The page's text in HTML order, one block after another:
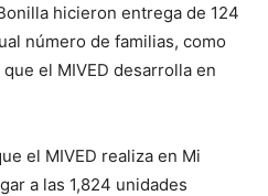
hicieron entrega de 124
número de familias, como
el MIVED desarrolla en
el MIVED realiza en Mi
a las 1,824 unidades